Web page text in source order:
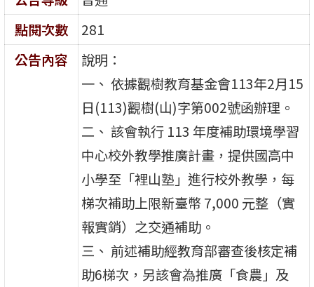
點閱次數
281
公告內容
說明：
一、 依據觀樹教育基金會113年2月15
日(113)觀樹(山)字第002號函辦理。
二、 該會執行 113 年度補助環境學習
中心校外教學推廣計畫，提供國高中
小學至「裡山塾」進行校外教學，每
梯次補助上限新臺幣 7,000 元整（實
報實銷）之交通補助。
三、 前述補助經教育部審查後核定補
助6梯次，另該會為推廣「食農」及